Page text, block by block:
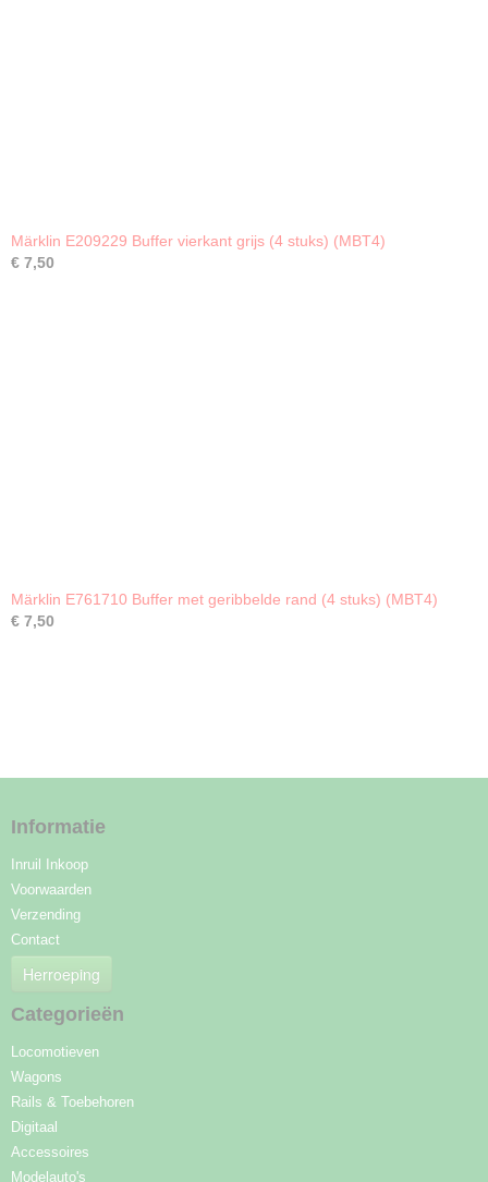
Märklin E209229 Buffer vierkant grijs (4 stuks) (MBT4)
€ 7,50
Märklin E761710 Buffer met geribbelde rand (4 stuks) (MBT4)
€ 7,50
Informatie
Inruil Inkoop
Voorwaarden
Verzending
Contact
Herroeping
Categorieën
Locomotieven
Wagons
Rails & Toebehoren
Digitaal
Accessoires
Modelauto's